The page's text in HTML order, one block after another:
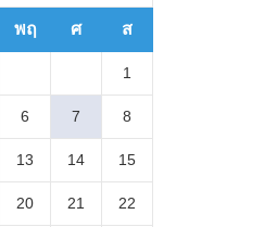
พฤ ศ ส
1
6 7 8
13 14 15
20 21 22